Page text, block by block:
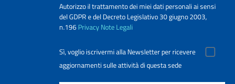
Autorizzo il trattamento dei miei dati personali ai sensi
del GDPR e del Decreto Legislativo 30 giugno 2003,
n.196PrivacyNote Legali
Sì, voglio iscrivermi alla Newsletter per ricevere
aggiornamenti sulle attività di questa sede